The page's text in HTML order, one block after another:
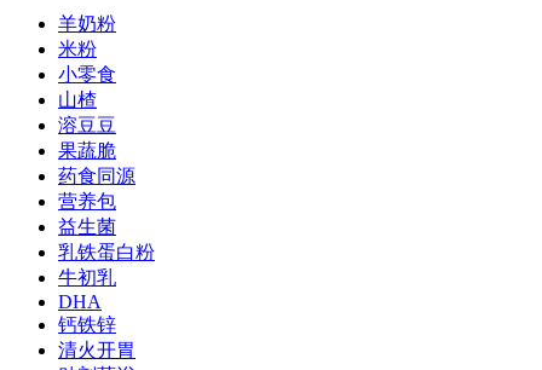
羊奶粉
米粉
小零食
山楂
溶豆豆
果蔬脆
药食同源
营养包
益生菌
乳铁蛋白粉
牛初乳
DHA
钙铁锌
清火开胃